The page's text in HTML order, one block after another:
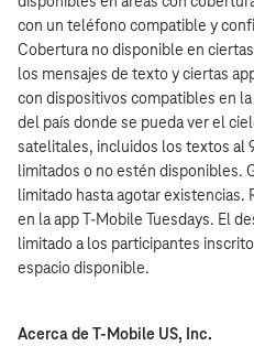
con un teléfono compatible y
Cobertura no disponible en
los mensajes de texto y ciertas
con dispositivos compatibles en
del país donde se pueda ver el
satelitales, incluidos los textos al
limitados o no estén disponibles.
limitado hasta agotar
en la app T‑Mobile Tuesdays. El
limitado a los participantes
espacio disponible.
Acerca de T‑Mobile US, Inc.